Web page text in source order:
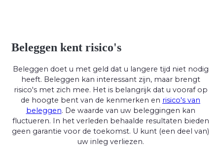
Beleggen kent risico's
Beleggen doet u met geld dat u langere tijd niet nodig
heeft. Beleggen kan interessant zijn, maar brengt
risico's met zich mee. Het is belangrijk dat u vooraf op
de hoogte bent van de kenmerken en risico's van
beleggen. De waarde van uw beleggingen kan
fluctueren. In het verleden behaalde resultaten bieden
geen garantie voor de toekomst. U kunt (een deel van)
uw inleg verliezen.